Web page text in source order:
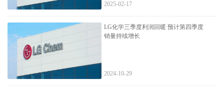
2025-02-17
LG化学三季度利润回暖 预计第四季度
销量持续增长
2024-10-29